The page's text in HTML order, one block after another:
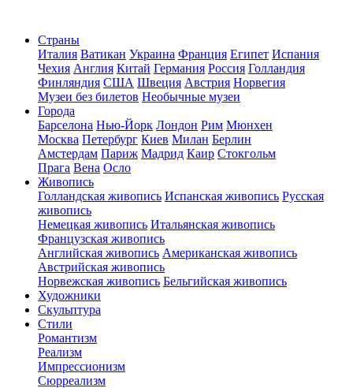
Страны
Италия Ватикан Украина Франция Египет Испания
Чехия Англия Китай Германия Россия Голландия
Финляндия США Швеция Австрия Норвегия
Музеи без билетов Необычные музеи
Города
Барселона Нью-Йорк Лондон Рим Мюнхен
Москва Петербург Киев Милан Берлин
Амстердам Париж Мадрид Каир Стокгольм
Прага Вена Осло
Живопись
Голландская живопись Испанская живопись Русская
живопись
Немецкая живопись Итальянская живопись
Французская живопись
Английская живопись Американская живопись
Австрийская живопись
Норвежская живопись Бельгийская живопись
Художники
Скульптура
Стили
Романтизм
Реализм
Импрессионизм
Сюрреализм